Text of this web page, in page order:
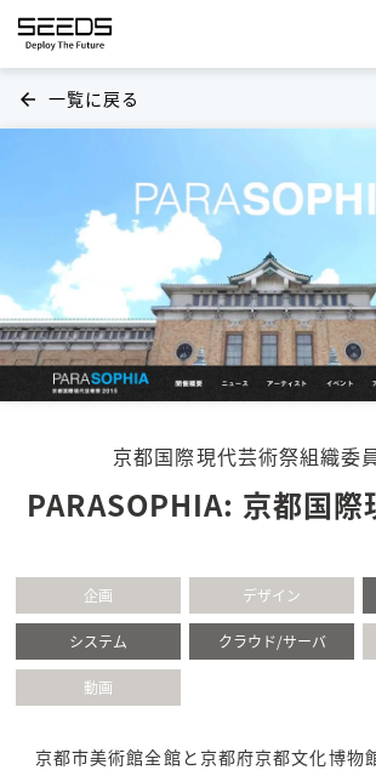
arrow_back 一覧に戻る
京都国際現代芸術祭組織委
PARASOPHIA: 京都国際
企画 デザイン
システム クラウド/サーバ
動画
京都市美術館全館と京都府京都文化博物